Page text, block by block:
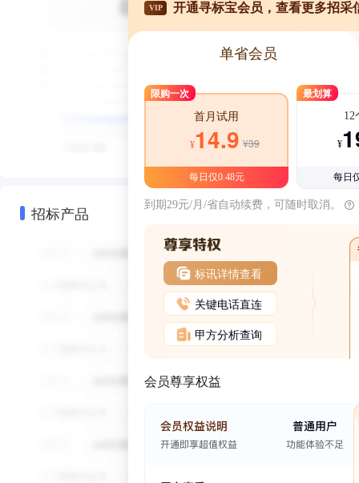
招标产品
VIP 开通寻标宝会员，查看更多招采
单省会员
限购一次
首月试用
¥14.9 ¥39
每日仅0.48元
最划算
12
¥
每日
到期29元/月/省自动续费，可随时取消。
标讯详情查看
关键电话直连
甲方分析查询
会员尊享权益